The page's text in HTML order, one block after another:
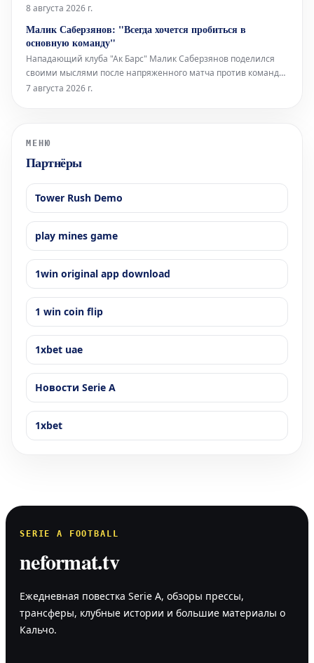
«Ньюкаслом» для замены Бруно Гимарайнса и Сандро Тонали.
«Саутгемптон» (2016-2020) и «Тоттенхэм» (2020-2024).
«Марсель» на гран
8 августа 2026 г.
Малик Саберзянов: "Всегда хочется пробиться в
основную команду"
Нападающий клуба "Ак Барс" Малик Саберзянов поделился
своими мыслями после напряженного матча против команды
"Нефтяник", который завершился победой "Ак Барса" со
7 августа 2026 г.
МЕНЮ
Партнёры
Tower Rush Demo
play mines game
1win original app download
1 win coin flip
1xbet uae
Новости Serie A
1xbet
SERIE A FOOTBALL
neformat.tv
Ежедневная повестка Serie A, обзоры прессы,
трансферы, клубные истории и большие материалы о
Кальчо.